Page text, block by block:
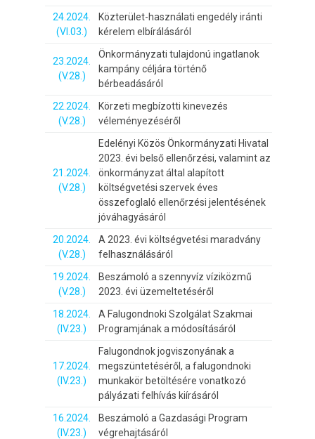
24.2024.
(VI.03.)
Közterület-használati engedély iránti
kérelem elbírálásáról
23.2024.
(V.28.)
Önkormányzati tulajdonú ingatlanok
kampány céljára történő
bérbeadásáról
22.2024.
(V.28.)
Körzeti megbízotti kinevezés
véleményezéséről
21.2024.
(V.28.)
Edelényi Közös Önkormányzati Hivatal
2023. évi belső ellenőrzési, valamint az
önkormányzat által alapított
költségvetési szervek éves
összefoglaló ellenőrzési jelentésének
jóváhagyásáról
20.2024.
(V.28.)
A 2023. évi költségvetési maradvány
felhasználásáról
19.2024.
(V.28.)
Beszámoló a szennyvíz víziközmű
2023. évi üzemeltetéséről
18.2024.
(IV.23.)
A Falugondnoki Szolgálat Szakmai
Programjának a módosításáról
17.2024.
(IV.23.)
Falugondnok jogviszonyának a
megszüntetéséről, a falugondnoki
munkakör betöltésére vonatkozó
pályázati felhívás kiírásáról
16.2024.
(IV.23.)
Beszámoló a Gazdasági Program
végrehajtásáról